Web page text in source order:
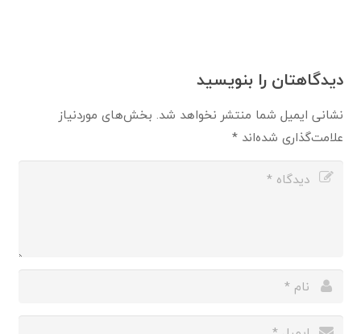
دیدگاهتان را بنویسید
نشانی ایمیل شما منتشر نخواهد شد. بخش‌های موردنیاز
علامت‌گذاری شده‌اند*